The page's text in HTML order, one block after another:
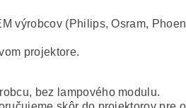
výrobcov (Philips, Osram,
projektore.
bez lampového modulu.